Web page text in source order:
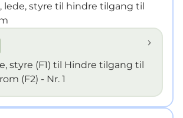
lede, styre til hindre tilgang til
styre (F1) til Hindre tilgang til
(F2) - Nr. 1